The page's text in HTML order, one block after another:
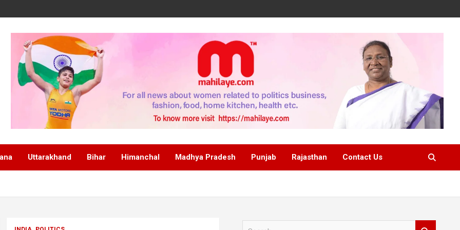
Uttarakhand Bihar Himanchal Madhya Pradesh Punjab Rajasthan Contact Us